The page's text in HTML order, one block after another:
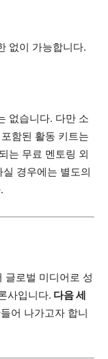
없이 가능합니다.
없습니다. 다만 소
함된 활동 키트는
는 무료 멘토링 외
경우에는 별도의
글로벌 미디어로 성
사입니다. 다음 세
어 나가고자 합니